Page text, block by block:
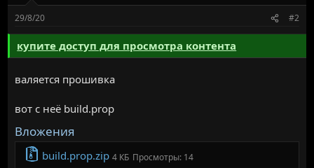
29/8/20 #2
купите доступ для просмотра контента
валяется прошивка
вот с неё build.prop
Вложения
build.prop.zip 4 КБ Просмотры: 14